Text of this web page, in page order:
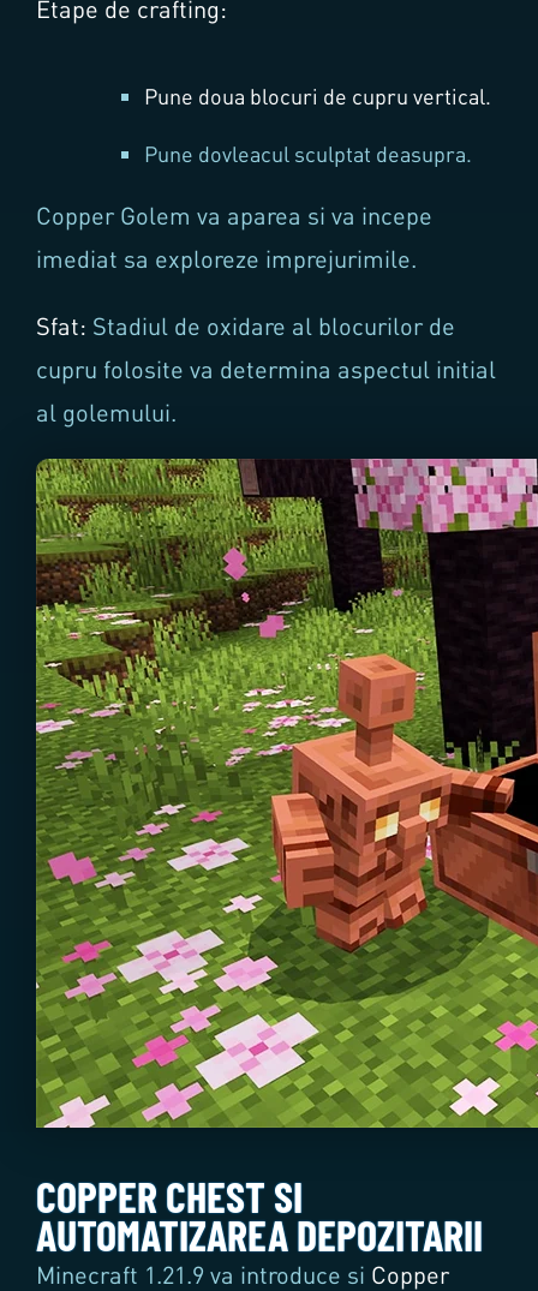
Etape de crafting:
Pune doua blocuri de cupru vertical.
Pune dovleacul sculptat deasupra.
Copper Golem va aparea si va incepe
imediat sa exploreze imprejurimile.
Sfat: Stadiul de oxidare al blocurilor de
cupru folosite va determina aspectul initial
al golemului.
COPPER CHEST SI
AUTOMATIZAREA DEPOZITARII
Minecraft 1.21.9 va introduce si Copper